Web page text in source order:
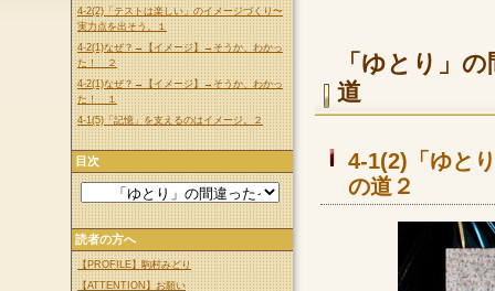
「ゆとり」
道
4-1(2)「ゆと
の道２
4-2(2)「テストは楽しい」のイメージづくり〜
実力点を出そう。１
4-2(1)なぜ？→【イメージ】→そうか、わかっ
た！ ２
4-2(1)なぜ？→【イメージ】→そうか、わかっ
た！ １
4-1(5)「記憶」を支えるのはイメージ。２
目次
読者の方へ
【PROFILE】駒村みどり
【ATTENTION】お願い